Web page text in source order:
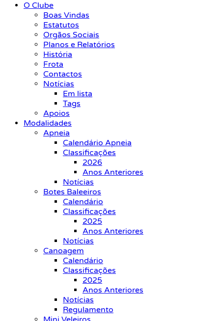
O Clube
Boas Vindas
Estatutos
Orgãos Sociais
Planos e Relatórios
História
Frota
Contactos
Notícias
Em lista
Tags
Apoios
Modalidades
Apneia
Calendário Apneia
Classificações
2026
Anos Anteriores
Notícias
Botes Baleeiros
Calendário
Classificações
2025
Anos Anteriores
Notícias
Canoagem
Calendário
Classificações
2025
Anos Anteriores
Notícias
Regulamento